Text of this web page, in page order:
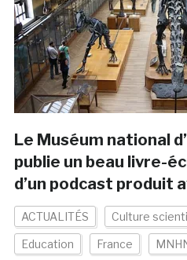
Le Muséum national
publie un beau livre-
d’un podcast produit
ACTUALITÉS Culture
Education France